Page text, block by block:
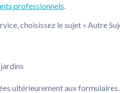
professionnels.
choisissez le sujet « Autre
ultérieurement aux formulaires.